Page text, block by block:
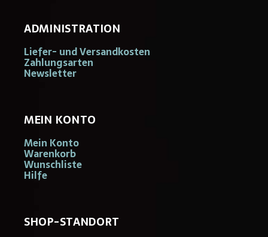
ADMINISTRATION
Liefer- und Versandkosten
Zahlungsarten
Newsletter
MEIN KONTO
Mein Konto
Warenkorb
Wunschliste
Hilfe
SHOP-STANDORT